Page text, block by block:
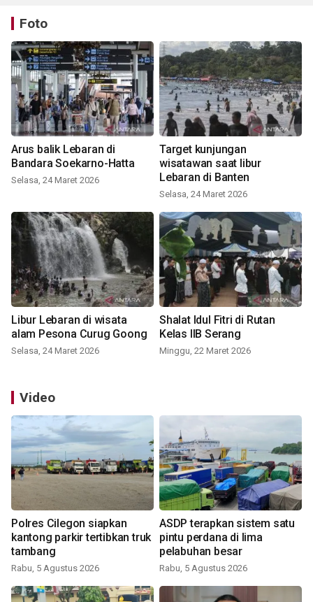
Foto
Arus balik Lebaran di
Bandara Soekarno-Hatta
Selasa, 24 Maret 2026
Target kunjungan
wisatawan saat libur
Lebaran di Banten
Selasa, 24 Maret 2026
Libur Lebaran di wisata
alam Pesona Curug Goong
Selasa, 24 Maret 2026
Shalat Idul Fitri di Rutan
Kelas IIB Serang
Minggu, 22 Maret 2026
Video
Polres Cilegon siapkan
kantong parkir tertibkan truk
tambang
Rabu, 5 Agustus 2026
ASDP terapkan sistem satu
pintu perdana di lima
pelabuhan besar
Rabu, 5 Agustus 2026